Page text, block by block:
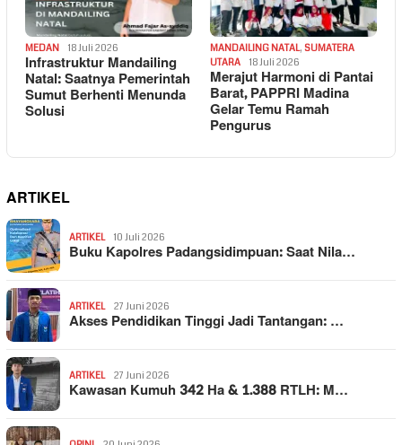
MEDAN 18 Juli 2026
Infrastruktur Mandailing
Natal: Saatnya Pemerintah
Sumut Berhenti Menunda
Solusi
MANDAILING NATAL, SUMATERA
UTARA
18 Juli 2026
Merajut Harmoni di Pantai
Barat, PAPPRI Madina
Gelar Temu Ramah
Pengurus
ARTIKEL
ARTIKEL 10 Juli 2026
Buku Kapolres Padangsidimpuan: Saat Nila…
ARTIKEL 27 Juni 2026
Akses Pendidikan Tinggi Jadi Tantangan: …
ARTIKEL 27 Juni 2026
Kawasan Kumuh 342 Ha & 1.388 RTLH: M…